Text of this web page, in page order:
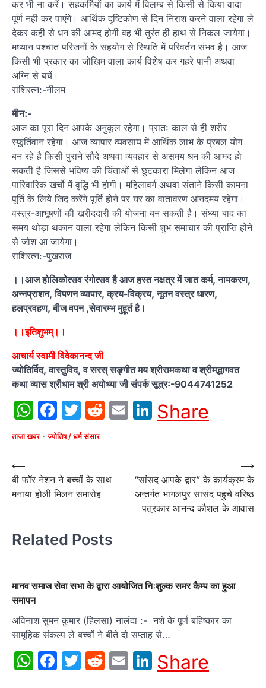
कर भी ना करें। सहकर्मियों का कार्य में विलम्ब से किसी से किया वादा
पूर्ण नही कर पाएंगे। आर्थिक दृष्टिकोण से दिन निराश करने वाला रहेगा ले
देकर कही से धन की आमद होगी वह भी तुरंत ही हाथ से निकल जायेगा।
मध्यान पश्चात परिजनों के सहयोग से स्थिति में परिवर्तन संभव है। आज
किसी भी प्रकार का जोखिम वाला कार्य विशेष कर गहरे पानी अथवा
अग्नि से बचें।
राशिरत्न:-नीलम
मीन:-
आज का पूरा दिन आपके अनुकूल रहेगा। प्रातः काल से ही शरीर
स्फूर्तिवान रहेगा। आज व्यापार व्यवसाय में आर्थिक लाभ के प्रबल योग
बन रहे है किसी पुराने सौदे अथवा व्यवहार से असमय धन की आमद हो
सकती है जिससे भविष्य की चिंताओं से छुटकारा मिलेगा लेकिन आज
पारिवारिक खर्चो में वृद्धि भी होगी। महिलावर्ग अथवा संताने किसी कामना
पूर्ति के लिये जिद करेंगे पूर्ति होने पर घर का वातावरण आंनदमय रहेगा।
वस्त्र-आभूषणों की खरीददारी की योजना बन सकती है। संध्या बाद का
समय थोड़ा थकान वाला रहेगा लेकिन किसी शुभ समाचार की प्राप्ति होने
से जोश आ जायेगा।
राशिरत्न:-पुखराज
।।आज होलिकोत्सव रंगोत्सव है आज हस्त नक्षत्र में जात कर्म, नामकरण,
अन्नप्राशन, विपणन व्यापार, क्रय-विक्रय, नूतन वस्त्र धारण,
हलप्रवहण, बीज वपन ,सेवारम्भ मुहूर्त है।
।।इतिशुभम्।।
आचार्य स्वामी विवेकानन्द जी
ज्योतिर्विद, वास्तुविद, व सरस् सङ्गीत मय श्रीरामकथा व श्रीमद्भागवत
कथा व्यास श्रीधाम श्री अयोध्या जी संपर्क सूत्र:-9044741252
WhatsApp
Facebook
Twitter
Reddit
EmailLinkedIn
Share
ताजा खबर ज्योतिष / धर्म संसार
Post
navigation
⟵
बी फॉर नेशन ने बच्चों के साथ
मनाया होली मिलन समारोह
“सांसद आपके द्वार” के कार्यक्रम के
अन्तर्गत भागलपुर सासंद पहुचे वरिष्ठ
पत्रकार आनन्द कौशल के आवास
⟶
Related Posts
मानव समाज सेवा सभा के द्वारा आयोजित निःशुल्क समर कैम्प का हुआ
समापन
अविनाश सुमन कुमार (हिलसा) नालंदा :- नशे के पूर्ण बहिष्कार का
सामूहिक संकल्प ले बच्चों ने बीते दो सप्ताह से…
WhatsApp
Facebook
Twitter
Reddit
EmailLinkedIn
Share